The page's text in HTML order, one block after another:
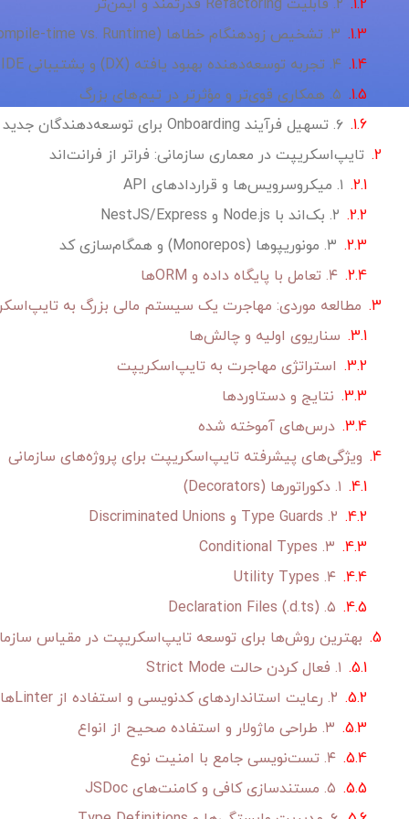
۲. قابلیت Refactoring قدرتمند و ایمن‌تر
۳. تشخیص زودهنگام خطاها (Compile-time vs. Runtime)
۴. تجربه توسعه‌دهنده بهبود یافته (DX) و پشتیبانی IDE بی‌نظیر
۵. همکاری قوی‌تر و مؤثرتر در تیم‌های بزرگ
۶. تسهیل فرآیند Onboarding برای توسعه‌دهندگان جدید
تایپ‌اسکریپت در معماری سازمانی: فراتر از فرانت‌اند
۱. میکروسرویس‌ها و قراردادهای API
۲. بک‌اند با Node.js و NestJS/Express
۳. مونو‌ریپوها (Monorepos) و همگام‌سازی کد
۴. تعامل با پایگاه داده و ORM‌ها
مطالعه موردی: مهاجرت یک سیستم مالی بزرگ به
سناریوی اولیه و چالش‌ها
استراتژی مهاجرت به تایپ‌اسکریپت
نتایج و دستاوردها
درس‌های آموخته شده
ویژگی‌های پیشرفته تایپ‌اسکریپت برای پروژه‌های سازمانی
۱. دکوراتورها (Decorators)
۲. Type Guards و Discriminated Unions
۳. Conditional Types
۴. Utility Types
۵. Declaration Files (.d.ts)
بهترین روش‌ها برای توسعه تایپ‌اسکریپت در مقیاس
۱. فعال کردن حالت Strict Mode
۲. رعایت استانداردهای کدنویسی و استفاده از Linterها
۳. طراحی ماژولار و استفاده صحیح از انواع
۴. تست‌نویسی جامع با امنیت نوع
۵. مستندسازی کافی و کامنت‌های JSDoc